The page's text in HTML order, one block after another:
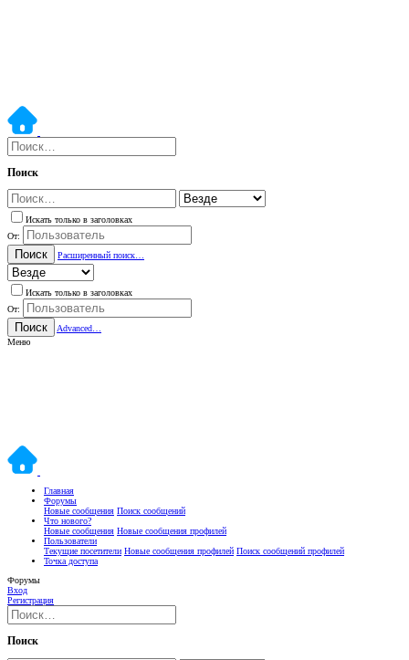
Поиск
Искать только в заголовках
От:
Поиск Расширенный поиск…
Искать только в заголовках
От:
Поиск
Advanced…
Меню
Главная
Форумы
Новые сообщения Поиск сообщений
Что нового?
Новые сообщения Новые сообщения профилей
Пользователи
Текущие посетители Новые сообщения профилей Поиск сообщений профилей
Точка доступа
Форумы
Вход
Регистрация
Поиск